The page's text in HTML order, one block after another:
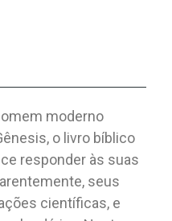
moderno
o livro bíblico
responder às suas
seus
científicas, e